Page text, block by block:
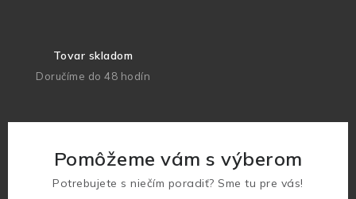
Tovar skladom
Doručíme do 48 hodín
Pomôžeme vám s výberom
Potrebujete s niečím poradiť? Sme tu pre vás!